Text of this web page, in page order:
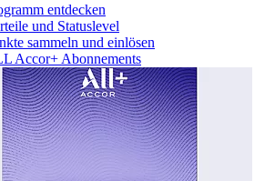
entdecken
und Statuslevel
sammeln und einlösen
Accor+ Abonnements